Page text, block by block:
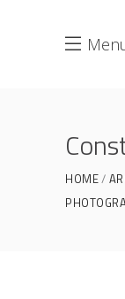
HOME